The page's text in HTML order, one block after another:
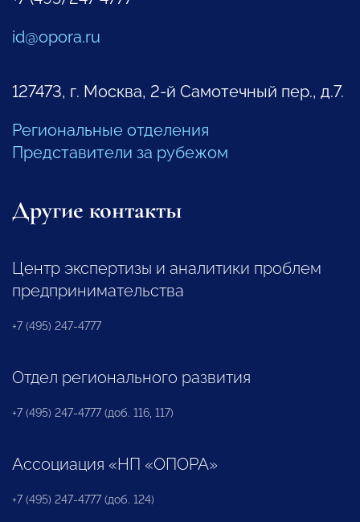
id@opora.ru
127473, г. Москва, 2-й Самотечный пер., д.7.
Региональные отделения
Представители за рубежом
Другие контакты
Центр экспертизы и аналитики проблем
предпринимательства
+7 (495) 247-4777
Отдел регионального развития
+7 (495) 247-4777 (доб. 116, 117)
Ассоциация «НП «ОПОРА»
+7 (495) 247-4777 (доб. 124)